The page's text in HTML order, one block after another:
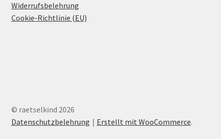
Widerrufsbelehrung
Cookie-Richtlinie (EU)
© raetselkind 2026
Datenschutzbelehrung
Erstellt mit WooCommerce.